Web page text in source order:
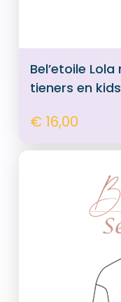
Bel’etoile
tieners en kids
€ 16,00